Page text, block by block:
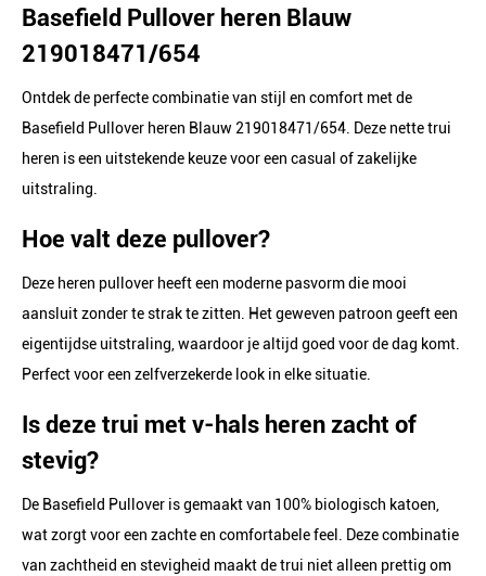
Basefield Pullover heren Blauw
219018471/654
Ontdek de perfecte combinatie van stijl en comfort met de
Basefield Pullover heren Blauw 219018471/654. Deze nette trui
heren is een uitstekende keuze voor een casual of zakelijke
uitstraling.
Hoe valt deze pullover?
Deze heren pullover heeft een moderne pasvorm die mooi
aansluit zonder te strak te zitten. Het geweven patroon geeft een
eigentijdse uitstraling, waardoor je altijd goed voor de dag komt.
Perfect voor een zelfverzekerde look in elke situatie.
Is deze trui met v-hals heren zacht of
stevig?
De Basefield Pullover is gemaakt van 100% biologisch katoen,
wat zorgt voor een zachte en comfortabele feel. Deze combinatie
van zachtheid en stevigheid maakt de trui niet alleen prettig om